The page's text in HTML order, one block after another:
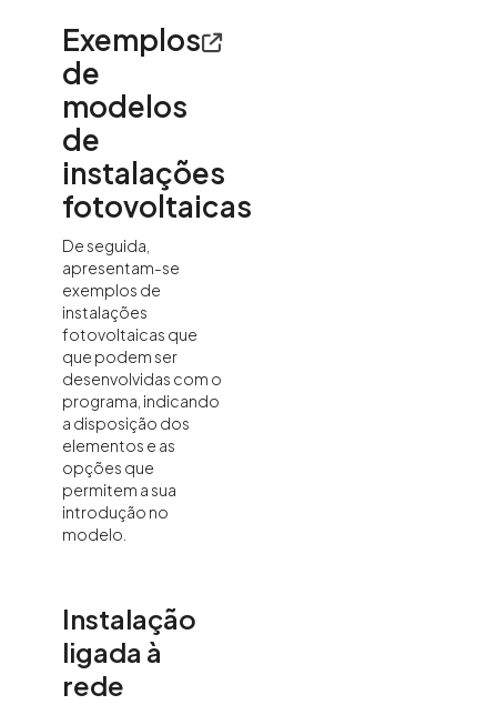
Exemplos
de
modelos
de
instalações
fotovoltaicas
De seguida,
apresentam-se
exemplos de
instalações
fotovoltaicas que
que podem ser
desenvolvidas com o
programa, indicando
a disposição dos
elementos e as
opções que
permitem a sua
introdução no
modelo.
Instalação
ligada à
rede